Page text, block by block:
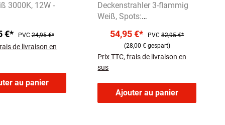
3000K 12W -
€* PVC24,95 €*
de livraison en
au panier
Deckenstrahler 3-flammig
Weiß Spots:
Leuchtmittel
Fassung:
GU10 | Warmweißes Licht
(3.000K)
54,95 €* PVC82,95 €*
(28,00 € gespart)
Prix TTC, frais de livraison en
sus
Ajouter au panier